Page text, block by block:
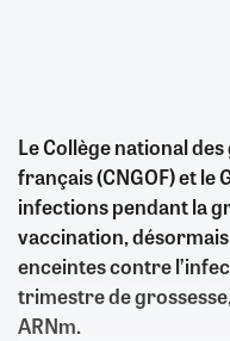
Le Collège national
français (CNGOF) et
infections pendant la
vaccination,
enceintes contre
trimestre de
ARNm.